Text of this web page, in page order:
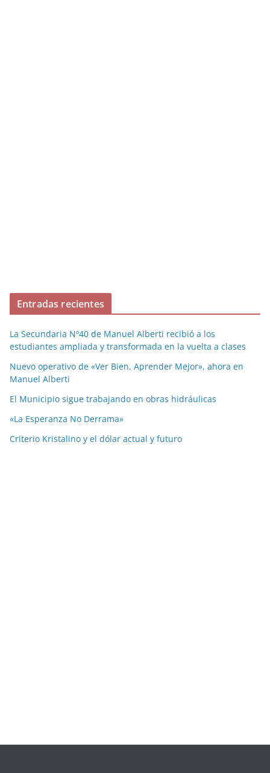
Entradas recientes
La Secundaria Nº40 de Manuel Alberti recibió a los
estudiantes ampliada y transformada en la vuelta a clases
Nuevo operativo de «Ver Bien, Aprender Mejor», ahora en
Manuel Alberti
El Municipio sigue trabajando en obras hidráulicas
«La Esperanza No Derrama»
Criterio Kristalino y el dólar actual y futuro